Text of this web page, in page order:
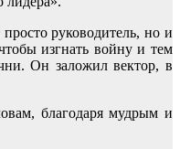
руководитель, но и
изгнать войну и тем
Он заложил вектор, в
благодаря мудрым и